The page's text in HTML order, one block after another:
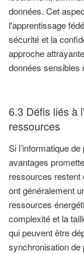
données. Cet
l'apprentissage
sécurité et la
approche
données sensibles
6.3 Défis liés à
ressources
Si l’informatique
avantages
ressources restent
ont généralement
ressources
complexité et la
qui peuvent être
synchronisation de